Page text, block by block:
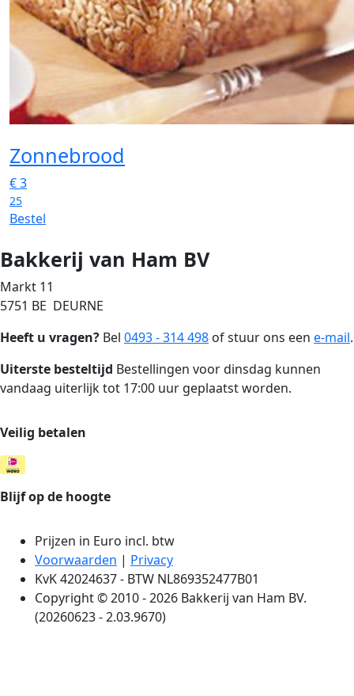
Zonnebrood
€3
25
Bestel
Bakkerij van Ham BV
Markt 11
5751 BE DEURNE
Heeft u vragen? Bel 0493 - 314 498 of stuur ons een e-mail.
Uiterste besteltijd Bestellingen voor dinsdag kunnen
vandaag uiterlijk tot 17:00 uur geplaatst worden.
Veilig betalen
Blijf op de hoogte
Prijzen in Euro incl. btw
Voorwaarden | Privacy
KvK 42024637 - BTW NL869352477B01
Copyright © 2010 - 2026 Bakkerij van Ham BV.
(20260623 - 2.03.9670)